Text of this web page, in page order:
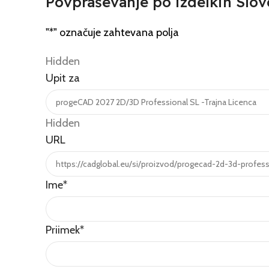
"*" označuje zahtevana polja
Hidden
Upit za
Hidden
URL
Ime*
Priimek*